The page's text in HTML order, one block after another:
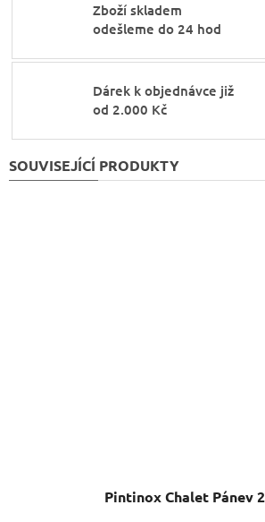
Zboží skladem
odešleme do 24 hod
Dárek k objednávce již
od 2.000 Kč
SOUVISEJÍCÍ PRODUKTY
Pintinox Chalet Pánev